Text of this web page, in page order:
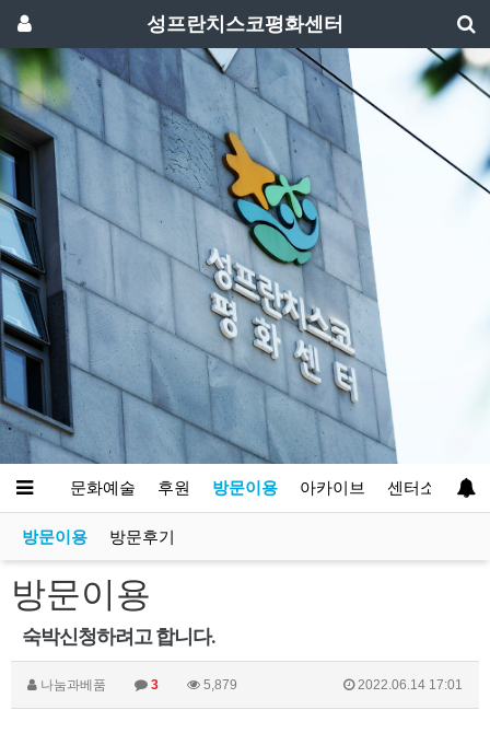
성프란치스코평화센터
영성 문화예술 후원 방문이용 아카이브 센터소개
방문이용 방문후기
방문이용
숙박신청하려고 합니다.
나눔과베품 3 5,879 2022.06.14 17:01